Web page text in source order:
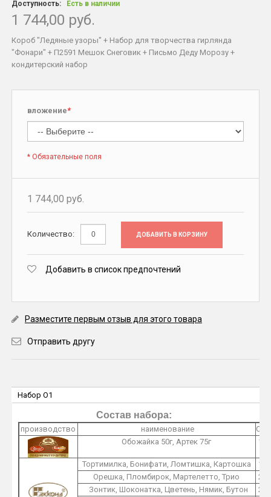
Доступность: Есть в наличии
1 744,00 руб.
Короб "Ледяные узоры" + Набор для творчества гирлянда
"Фонари" + П2591 Мешок Снеговик + Письмо Деду Морозу +
кондитерский набор
*
вложение
* Обязательные поля
1 744,00 руб.
Количество: ДОБАВИТЬ В КОРЗИНУ
Добавить в список предпочтений
Разместите первым отзыв для этого товара
Отправить другу
Набор O1
Состав набора:
производство наименование
O1
Обожайка 50г, Артек 75г
1
Тортимилка, Бонифати, Ломтишка, Картошка
1
Орешка, Пломбирок, Мартелетто, Трио
2
Зонтик, Шоконатка, Цветень, Нямик, Бутон
2